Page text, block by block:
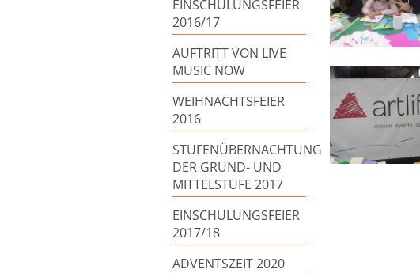
EINSCHULUNGSFEIER
2016/17
AUFTRITT VON LIVE
MUSIC NOW
WEIHNACHTSFEIER
2016
STUFENÜBERNACHTUNG
DER GRUND- UND
MITTELSTUFE 2017
EINSCHULUNGSFEIER
2017/18
ADVENTSZEIT 2020